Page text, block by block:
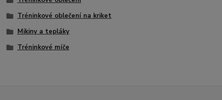
Tréninkové oblečení na kriket
Mikiny a tepláky
Tréninkové míče